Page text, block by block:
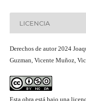
LICENCIA
Derechos de autor 2024
Guzman, Vicente Muñoz,
Esta obra está bajo una